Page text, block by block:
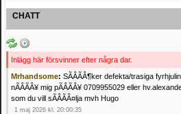
CHATT
Inlägg här försvinner efter några dar.
Mrhandsome: SÃÂÃÂ¶ker defekta/trasiga
nÃÂÃÂ¥ mig pÃÂÃÂ¥ 0709955029 eller
som du vill sÃÂÃÂ¤lja mvh Hugo
1 maj 2026 kl. 20:00:35